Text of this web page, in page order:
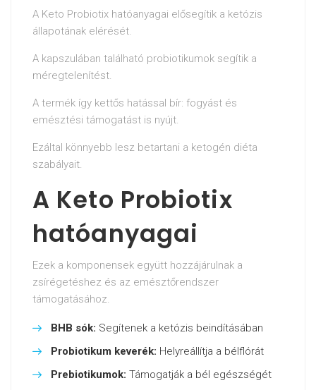
A Keto Probiotix hatóanyagai elősegítik a ketózis
állapotának elérését.
A kapszulában található probiotikumok segítik a
méregtelenítést.
A termék így kettős hatással bír: fogyást és
emésztési támogatást is nyújt.
Ezáltal könnyebb lesz betartani a ketogén diéta
szabályait.
A Keto Probiotix
hatóanyagai
Ezek a komponensek együtt hozzájárulnak a
zsírégetéshez és az emésztőrendszer
támogatásához.
BHB sók: Segítenek a ketózis beindításában
Probiotikum keverék: Helyreállítja a bélflórát
Prebiotikumok: Támogatják a bél egészségét